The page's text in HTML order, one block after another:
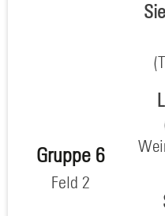
Gruppe 6
Feld 2